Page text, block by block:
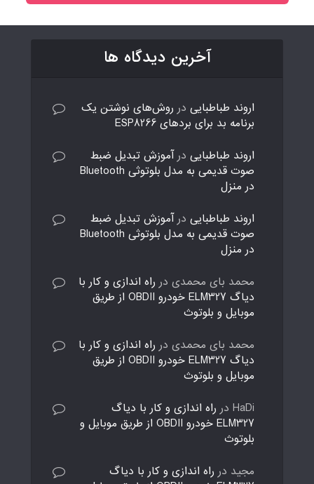
آخرین دیدگاه ها
اروند طباطبایی در روش‌های نوشتن یک
برنامه بد برای بردهای ESP8266
اروند طباطبایی درآموزش تبدیل ضبط
صوت قدیمی به مدل بلوتوثی Bluetooth
در منزل
اروند طباطبایی درآموزش تبدیل ضبط
صوت قدیمی به مدل بلوتوثی Bluetooth
در منزل
محمد بای محمدی در راه اندازی و کار با
دیاگ ELM327 خودرو OBDII از طریق
موبایل و بلوتوث
محمد بای محمدی در راه اندازی و کار با
دیاگ ELM327 خودرو OBDII از طریق
موبایل و بلوتوث
HaDi در راه اندازی و کار با دیاگ
ELM327 خودرو OBDII از طریق موبایل و
بلوتوث
مجید در راه اندازی و کار با دیاگ